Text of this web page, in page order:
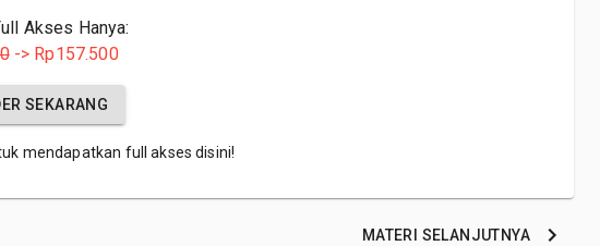
Akses Hanya:
-> Rp157.500
SEKARANG
mendapatkan full akses disini!
MATERI SELANJUTNYA